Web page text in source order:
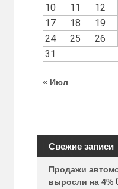
10
11 12
17
18 19
24
25 26
31
« Июл
Свежие записи
Продажи
выросли на 4%